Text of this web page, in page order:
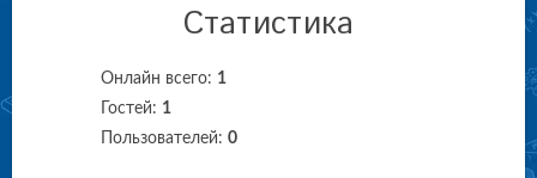
Статистика
Онлайн всего: 1
Гостей: 1
Пользователей: 0